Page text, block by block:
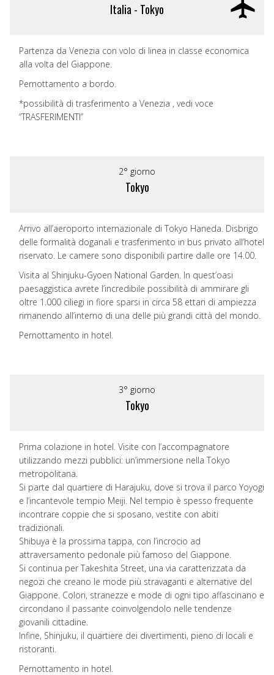
Italia - Tokyo
Partenza da Venezia con volo di linea in classe economica
alla volta del Giappone.
Pernottamento a bordo.
*possibilità di trasferimento a Venezia , vedi voce
“TRASFERIMENTI”
2° giorno
Tokyo
Arrivo all’aeroporto internazionale di Tokyo Haneda. Disbrigo
delle formalità doganali e trasferimento in bus privato all’hotel
riservato. Le camere sono disponibili partire dalle ore 14.00.
Visita al Shinjuku-Gyoen National Garden. In quest’oasi
paesaggistica avrete l’incredibile possibilità di ammirare gli
oltre 1.000 ciliegi in fiore sparsi in circa 58 ettari di ampiezza
rimanendo all’interno di una delle più grandi città del mondo.
Pernottamento in hotel.
3° giorno
Tokyo
Prima colazione in hotel. Visite con l’accompagnatore
utilizzando mezzi pubblici: un’immersione nella Tokyo
metropolitana.
Si parte dal quartiere di Harajuku, dove si trova il parco Yoyogi
e l’incantevole tempio Meiji. Nel tempio è spesso frequente
incontrare coppie che si sposano, vestite con abiti
tradizionali.
Shibuya è la prossima tappa, con l’incrocio ad
attraversamento pedonale più famoso del Giappone.
Si continua per Takeshita Street, una via caratterizzata da
negozi che creano le mode più stravaganti e alternative del
Giappone. Colori, stranezze e mode di ogni tipo affascinano e
circondano il passante coinvolgendolo nelle tendenze
giovanili cittadine.
Infine, Shinjuku, il quartiere dei divertimenti, pieno di locali e
ristoranti.
Pernottamento in hotel.